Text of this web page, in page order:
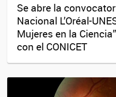
Se abre la
Nacional L’Oréal-
Mujeres en la
con el CONICET